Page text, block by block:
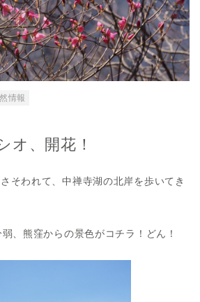
情報
オ、開花！
そわれて、中禅寺湖の北岸を歩いてき
、熊窪からの景色がコチラ！どん！